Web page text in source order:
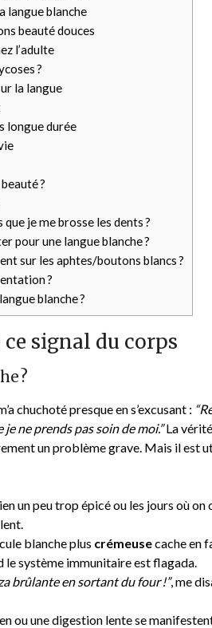
langue blanche
beauté douces
l’adulte
?
la langue
longue durée
?
je me brosse les dents ?
pour une langue blanche ?
sur les aphtes/boutons blancs ?
?
blanche ?
signal du corps
?
chuchoté presque en s’excusant :
ne prends pas soin de moi.”La
un problème grave. Mais il est
un peu trop épicé ou les jours où
blanche plus crémeusecache en
le système immunitaire est flagada.
brûlante en sortant du four !”, me
ou une digestion lente se